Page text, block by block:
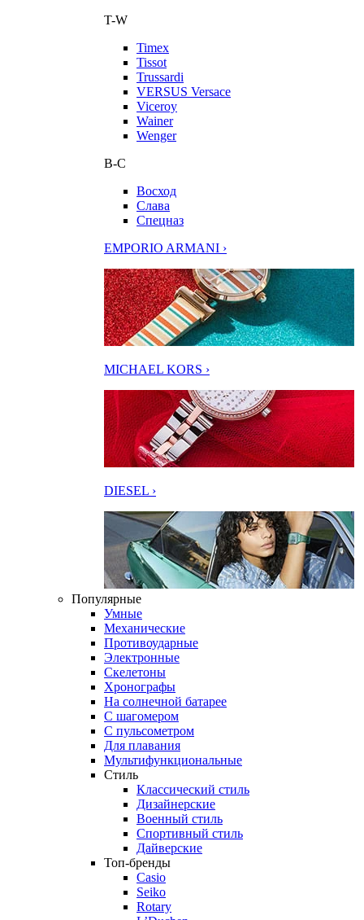
T-W
Timex
Tissot
Trussardi
VERSUS Versace
Viceroy
Wainer
Wenger
В-С
Восход
Слава
Спецназ
EMPORIO ARMANI ›
MICHAEL KORS ›
DIESEL ›
Популярные
Умные
Механические
Противоударные
Электронные
Скелетоны
Хронографы
На солнечной батарее
С шагомером
С пульсометром
Для плавания
Мультифункциональные
Стиль
Классический стиль
Дизайнерские
Военный стиль
Спортивный стиль
Дайверские
Топ-бренды
Casio
Seiko
Rotary